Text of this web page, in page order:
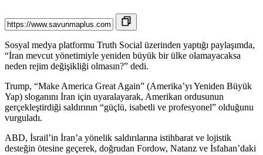
Sosyal medya platformu Truth Social üzerinden yaptığı paylaşımda,
“İran mevcut yönetimiyle yeniden büyük bir ülke olamayacaksa
neden rejim değişikliği olmasın?” dedi.
Trump, “Make America Great Again” (Amerika’yı Yeniden Büyük
Yap) sloganını İran için uyaralayarak, Amerikan ordusunun
gerçekleştirdiği saldırının “güçlü, isabetli ve profesyonel” olduğunu
vurguladı.
ABD, İsrail’in İran’a yönelik saldırılarına istihbarat ve lojistik
desteğin ötesine geçerek, doğrudan Fordow, Natanz ve İsfahan’daki